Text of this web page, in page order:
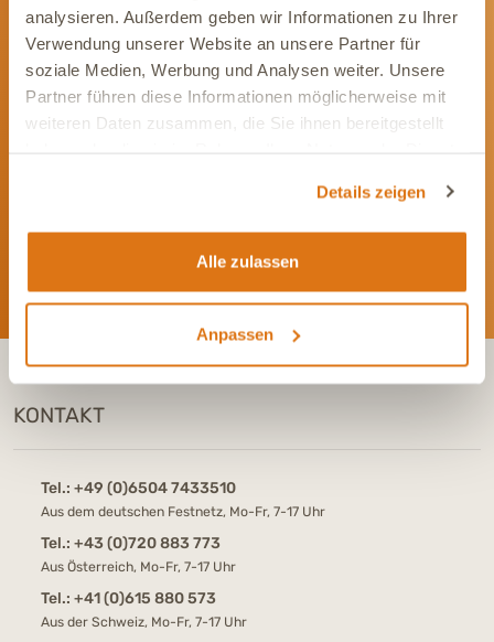
analysieren. Außerdem geben wir Informationen zu Ihrer
Verwendung unserer Website an unsere Partner für
soziale Medien, Werbung und Analysen weiter. Unsere
Partner führen diese Informationen möglicherweise mit
weiteren Daten zusammen, die Sie ihnen bereitgestellt
Details zeigen
Alle zulassen
Anpassen
Werde Teil unserer Community
KONTAKT
Tel.: +49 (0)6504 7433510
Aus dem deutschen Festnetz, Mo-Fr, 7-17 Uhr
Tel.: +43 (0)720 883 773
Aus Österreich, Mo-Fr, 7-17 Uhr
Tel.: +41 (0)615 880 573
Aus der Schweiz, Mo-Fr, 7-17 Uhr